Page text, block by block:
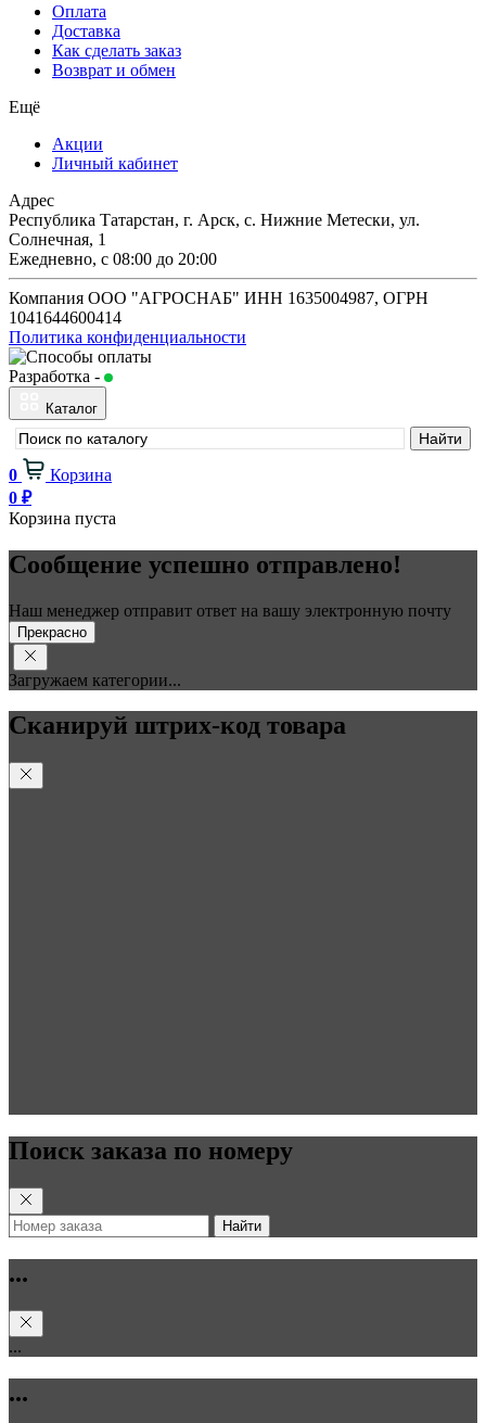
Оплата
Доставка
Как сделать заказ
Возврат и обмен
Ещё
Акции
Личный кабинет
Адрес
Республика Татарстан, г. Арск, с. Нижние Метески, ул.
Солнечная, 1
Ежедневно, с 08:00 до 20:00
Компания ООО "АГРОСНАБ" ИНН 1635004987, ОГРН
1041644600414
Политика конфиденциальности
Разработка -
Каталог
0
Корзина
0 ₽
Корзина пуста
Сообщение успешно отправлено!
Наш менеджер отправит ответ на вашу электронную почту
Прекрасно
Загружаем категории...
Сканируй штрих-код товара
Поиск заказа по номеру
Найти
...
...
...